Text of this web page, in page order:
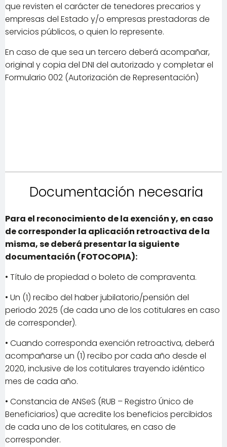
que revisten el carácter de tenedores precarios y
empresas del Estado y/o empresas prestadoras de
servicios públicos, o quien lo represente.
En caso de que sea un tercero deberá acompañar,
original y copia del DNI del autorizado y completar el
Formulario 002 (Autorización de Representación)
Documentación necesaria
Para el reconocimiento de la exención y, en caso
de corresponder la aplicación retroactiva de la
misma, se deberá presentar la siguiente
documentación (FOTOCOPIA):
• Título de propiedad o boleto de compraventa.
• Un (1) recibo del haber jubilatorio/pensión del
periodo 2025 (de cada uno de los cotitulares en caso
de corresponder).
• Cuando corresponda exención retroactiva, deberá
acompañarse un (1) recibo por cada año desde el
2020, inclusive de los cotitulares trayendo idéntico
mes de cada año.
• Constancia de ANSeS (RUB – Registro Único de
Beneficiarios) que acredite los beneficios percibidos
de cada uno de los cotitulares, en caso de
corresponder.